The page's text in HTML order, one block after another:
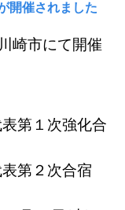
開催されました
崎市にて開催
第１次強化合
第２次合宿